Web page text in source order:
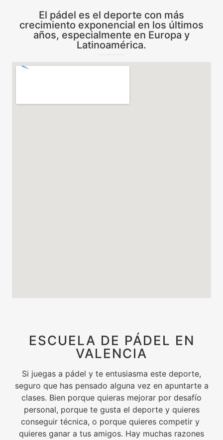
El pádel es el deporte con más
crecimiento exponencial en los últimos
años, especialmente en Europa y
Latinoamérica.
ESCUELA DE PÁDEL EN
VALENCIA
Si juegas a pádel y te entusiasma este deporte,
seguro que has pensado alguna vez en apuntarte a
clases. Bien porque quieras mejorar por desafío
personal, porque te gusta el deporte y quieres
conseguir técnica, o porque quieres competir y
quieres ganar a tus amigos. Hay muchas razones